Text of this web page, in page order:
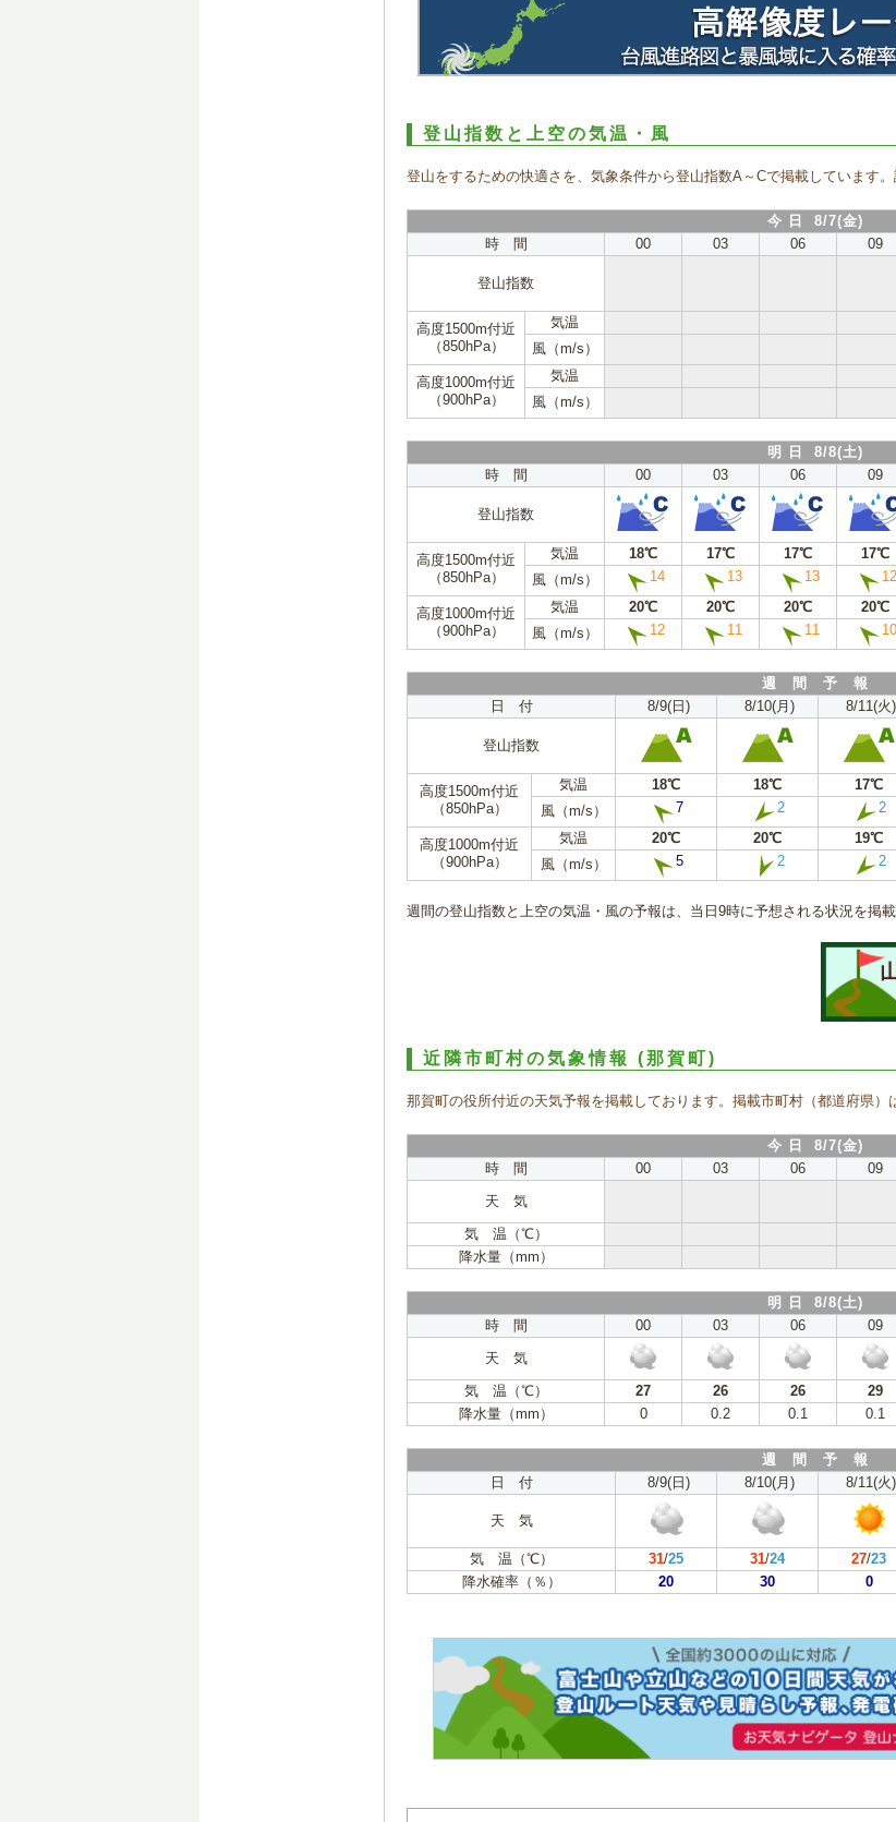
登山指数と上空の気温・風
登山をするための快適さを、気象条件から登山指数A～Cで掲載しています
今 日 8/7(金)
時 間
00 03 06 09
登山指数
高度1500m付近
（850hPa）
気温
風（m/s）
高度1000m付近
（900hPa）
気温
風（m/s）
明 日 8/8(土)
時 間
00 03 06 09
登山指数
高度1500m付近
（850hPa）
気温 18℃ 17℃ 17℃ 17℃
風（m/s）
14 13 13 12
高度1000m付近
（900hPa）
気温 20℃ 20℃ 20℃ 20℃
風（m/s）
12 11 11 10
週 間 予 報
日 付
8/9(日) 8/10(月) 8/11(火)
登山指数
高度1500m付近
（850hPa）
気温 18℃ 18℃ 17℃
風（m/s）
7 2 2
高度1000m付近
（900hPa）
気温 20℃ 20℃ 19℃
風（m/s）
5 2 2
週間の登山指数と上空の気温・風の予報は、当日9時に予想される状況を掲載
近隣市町村の気象情報 (那賀町)
那賀町の役所付近の天気予報を掲載しております。掲載市町村（都道府県）
今 日 8/7(金)
時 間
00 03 06 09
天 気
気 温（℃）
降水量（mm）
明 日 8/8(土)
時 間
00 03 06 09
天 気
気 温（℃）
27 26 26 29
降水量（mm）
0 0.2 0.1 0.1
週 間 予 報
日 付
8/9(日) 8/10(月) 8/11(火)
天 気
気 温（℃） 31/25 31/24 27/23
降水確率（％）
20 30 0